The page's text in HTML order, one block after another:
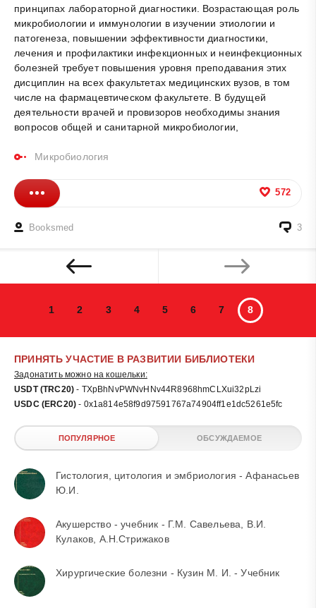
принципах лабораторной диагностики. Возрастающая роль
микробиологии и иммунологии в изучении этиологии и
патогенеза, повышении эффективности диагностики,
лечения и профилактики инфекционных и неинфекционных
болезней требует повышения уровня преподавания этих
дисциплин на всех факультетах медицинских вузов, в том
числе на фармацевтическом факультете. В будущей
деятельности врачей и провизоров необходимы знания
вопросов общей и санитарной микробиологии,
Микробиология
572
Booksmed 3
1 2 3 4 5 6 7 8
ПРИНЯТЬ УЧАСТИЕ В РАЗВИТИИ БИБЛИОТЕКИ
Задонатить можно на кошельки:
USDT (TRC20) - TXpBhNvPWNvHNv44R8968hmCLXui32pLzi
USDC (ERC20) - 0x1a814e58f9d97591767a74904ff1e1dc5261e5fc
ПОПУЛЯРНОЕ ОБСУЖДАЕМОЕ
Гистология, цитология и эмбриология - Афанасьев
Ю.И.
Акушерство - учебник - Г.М. Савельева, В.И.
Кулаков, А.Н.Стрижаков
Хирургические болезни - Кузин М. И. - Учебник